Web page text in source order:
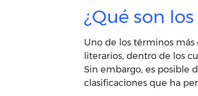
¿Qué son
Uno de los términos
literarios, dentro de los
Sin embargo, es posible
clasificaciones que ha